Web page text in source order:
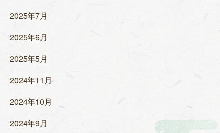
2025年7月
2025年6月
2025年5月
2024年11月
2024年10月
2024年9月